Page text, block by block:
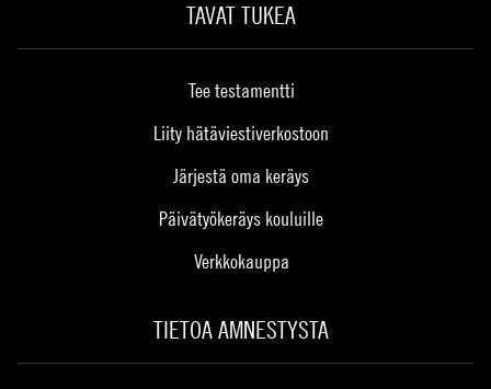
TAVAT TUKEA
Tee testamentti
Liity hätäviestiverkostoon
Järjestä oma keräys
Päivätyökeräys kouluille
Verkkokauppa
TIETOA AMNESTYSTA